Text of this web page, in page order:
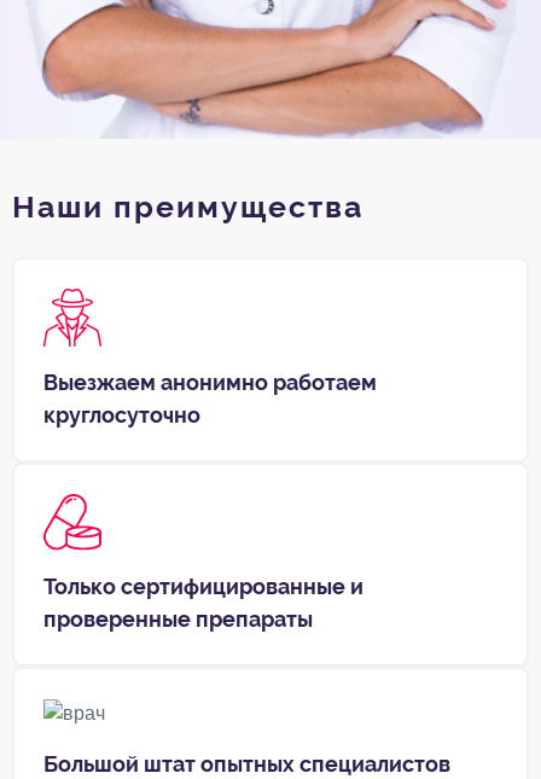
Наши преимущества
Выезжаем анонимно работаем
круглосуточно
Только сертифицированные и
проверенные препараты
Большой штат опытных специалистов